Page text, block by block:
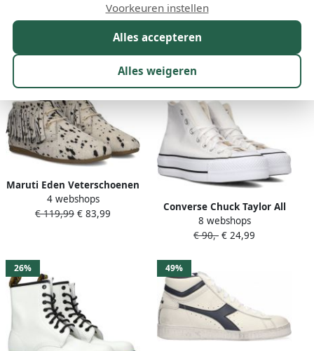
de enkel reiken en wit van kleur zijn. Witte enkellaarsjes zorgen
voor een frisse uitstraling en passen bij vrijwel iedere outfit. Of je
nu gaat voor een casual jeans of een vrouwelijke jurk, witte
enkellaarsjes maken je look helemaal af!
Model Kleur
30%
Maruti Eden Veterschoenen
Hoog Gebroken wit
4 webshops
€ 119,99 € 83,99
72%
Converse Chuck Taylor All
Star Lift Clean Hi Fashion
sneakers Schoenen white
beschikbare maaten:36.5
37.5 38 39.5 40 4
8 webshops
€ 90,- € 24,99
26% 49%
Alles accepteren
Alles weigeren
Voorkeuren instellen